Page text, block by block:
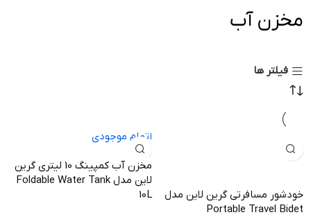
مخزن آب
فیلتر ها
خودشور مسافرتی گرین لاین مدل
Portable Travel Bidet
اتمام موجودی
مخزن آب کمپینگ 10 لیتری گرین
لاین مدل Foldable Water Tank
10L